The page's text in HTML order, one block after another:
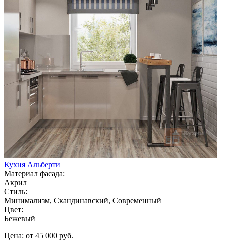
Кухня Альберти
Материал фасада:
Акрил
Стиль:
Минимализм, Скандинавский, Современный
Цвет:
Бежевый
Цена: от 45 000 руб.